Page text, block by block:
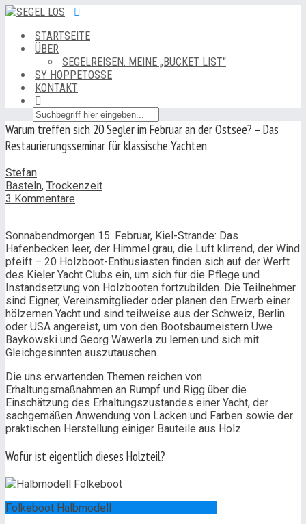
STARTSEITE
ÜBER
SEGELREISEN: MEINE „BUCKET LIST“
SY HOPPETOSSE
KONTAKT
Warum treffen sich 20 Segler im Februar an der Ostsee? – Das
Restaurierungsseminar für klassische Yachten
Stefan
Basteln, Trockenzeit
3 Kommentare
Sonnabendmorgen 15. Februar, Kiel-Strande: Das
Hafenbecken leer, der Himmel grau, die Luft klirrend, der Wind
pfeift – 20 Holzboot-Enthusiasten finden sich auf der Werft
des Kieler Yacht Clubs ein, um sich für die Pflege und
Instandsetzung von Holzbooten fortzubilden. Die Teilnehmer
sind Eigner, Vereinsmitglieder oder planen den Erwerb einer
hölzernen Yacht und sind teilweise aus der Schweiz, Berlin
oder USA angereist, um von den Bootsbaumeistern Uwe
Baykowski und Georg Wawerla zu lernen und sich mit
Gleichgesinnten auszutauschen.
Die uns erwartenden Themen reichen von
Erhaltungsmaßnahmen an Rumpf und Rigg über die
Einschätzung des Erhaltungszustandes einer Yacht, der
sachgemäßen Anwendung von Lacken und Farben sowie der
praktischen Herstellung einiger Bauteile aus Holz.
Wofür ist eigentlich dieses Holzteil?
Folkeboot Halbmodell